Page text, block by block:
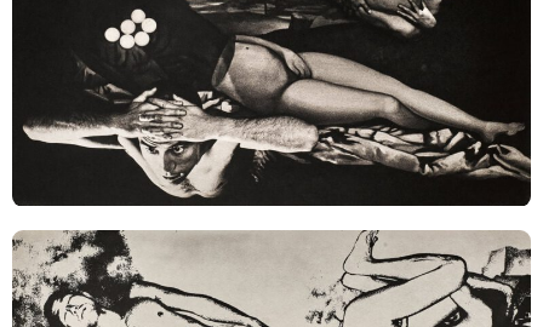
POLITICS REVIEWS ARTICLES